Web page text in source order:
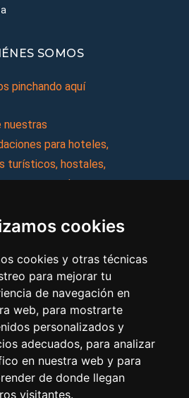
cookies
cookies y otras técnicas
para mejorar tu
de navegación en
web, para mostrarte
personalizados y
adecuados, para analizar
en nuestra web y para
de donde llegan
visitantes.
SOMOS
pinchando aquí
nuestras
para hoteles,
turísticos, hostales,
paquetes de
Condiciones de uso
Ley de Viajes Combinados
Uso de cookies
de cookies
Area privada
Contacto